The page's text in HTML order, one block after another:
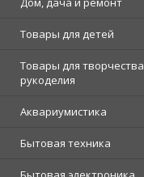
Товары для детей
Товары для
рукоделия
Аквариумистика
Бытовая техника